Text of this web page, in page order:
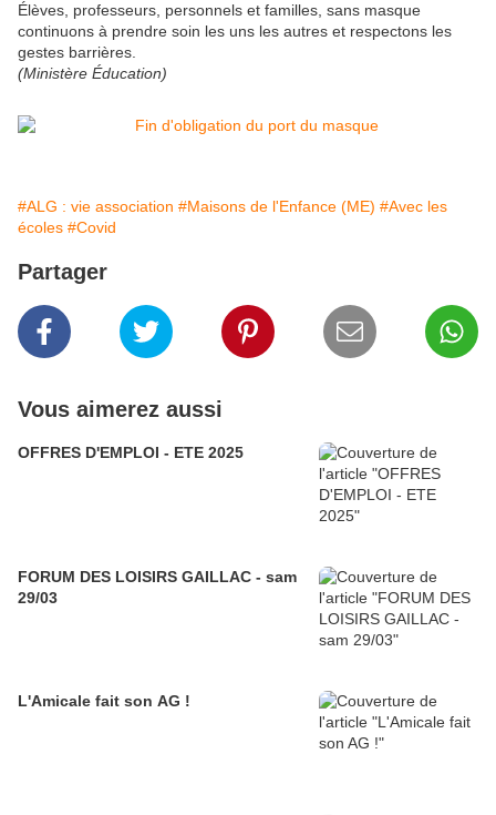
Élèves, professeurs, personnels et familles, sans masque
continuons à prendre soin les uns les autres et respectons les
gestes barrières.
(Ministère Éducation)
#ALG : vie association #Maisons de l'Enfance (ME) #Avec les
écoles #Covid
Partager
Vous aimerez aussi
OFFRES D'EMPLOI - ETE 2025
FORUM DES LOISIRS GAILLAC - sam
29/03
L'Amicale fait son AG !